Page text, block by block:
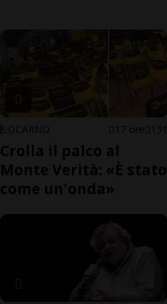
LOCARNO 17 ore 131
Crolla il palco al
Monte Verità: «È stato
come un'onda»